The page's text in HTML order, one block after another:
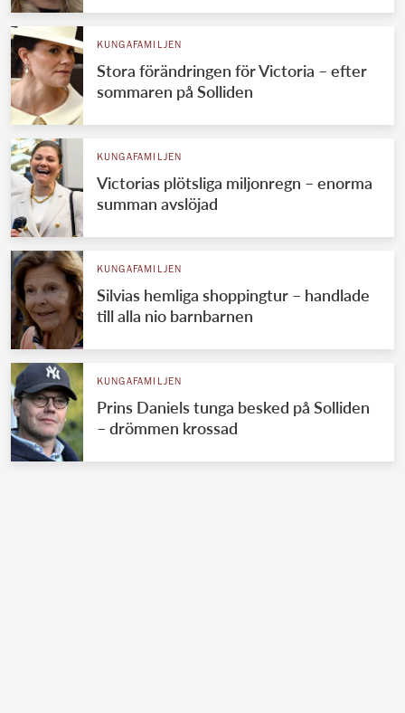
KUNGAFAMILJEN
Stora förändringen för Victoria – efter
sommaren på Solliden
KUNGAFAMILJEN
Victorias plötsliga miljonregn – enorma
summan avslöjad
KUNGAFAMILJEN
Silvias hemliga shoppingtur – handlade
till alla nio barnbarnen
KUNGAFAMILJEN
Prins Daniels tunga besked på Solliden
– drömmen krossad